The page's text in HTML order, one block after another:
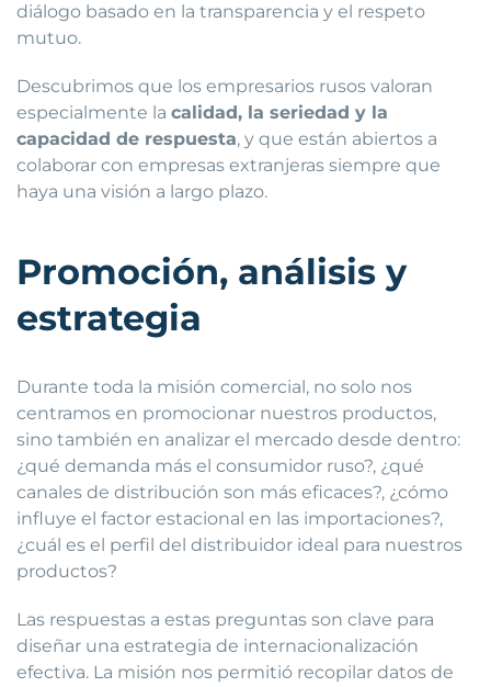
diálogo basado en la transparencia y el respeto
mutuo.
Descubrimos que los empresarios rusos valoran
especialmente la calidad, la seriedad y la
capacidad de respuesta, y que están abiertos a
colaborar con empresas extranjeras siempre que
haya una visión a largo plazo.
Promoción, análisis y
estrategia
Durante toda la misión comercial, no solo nos
centramos en promocionar nuestros productos,
sino también en analizar el mercado desde dentro:
¿qué demanda más el consumidor ruso?, ¿qué
canales de distribución son más eficaces?, ¿cómo
influye el factor estacional en las importaciones?,
¿cuál es el perfil del distribuidor ideal para nuestros
productos?
Las respuestas a estas preguntas son clave para
diseñar una estrategia de internacionalización
efectiva. La misión nos permitió recopilar datos de